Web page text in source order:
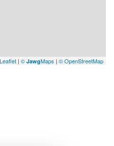
Leaflet | © JawgMaps | © OpenStreetMap